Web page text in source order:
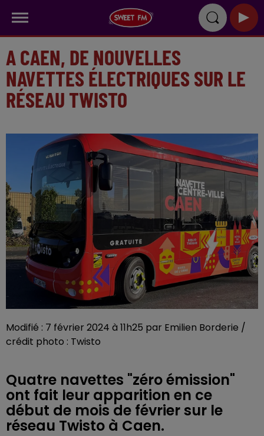
A CAEN, DE NOUVELLES
NAVETTES ÉLECTRIQUES SUR LE
RÉSEAU TWISTO
Modifié : 7 février 2024 à 11h25 par Emilien Borderie /
crédit photo : Twisto
Quatre navettes "zéro émission"
ont fait leur apparition en ce
début de mois de février sur le
réseau Twisto à Caen.